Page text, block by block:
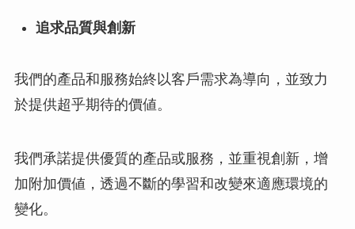
追求品質與創新
我們的產品和服務始終以客戶需求為導向，並致力
於提供超乎期待的價値。
我們承諾提供優質的產品或服務，並重視創新，增
加附加價値，透過不斷的學習和改變來適應環境的
變化。